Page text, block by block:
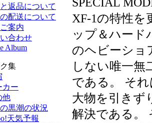
返品について
配送について
案内
合わせ
Album
集
カー
他
黒潮の状況
天気予報
XF-1の特性を
ップ＆ハード
のヘビーショ
しない唯一無
である。 そ
大物を引きず
解決である。